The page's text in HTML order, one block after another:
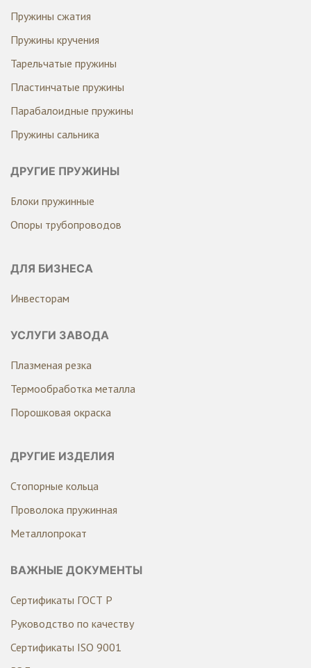
Пружины сжатия
Пружины кручения
Тарельчатые пружины
Пластинчатые пружины
Парабалоидные пружины
Пружины сальника
ДРУГИЕ ПРУЖИНЫ
Блоки пружинные
Опоры трубопроводов
ДЛЯ БИЗНЕСА
Инвесторам
УСЛУГИ ЗАВОДА
Плазменая резка
Термообработка металла
Порошковая окраска
ДРУГИЕ ИЗДЕЛИЯ
Стопорные кольца
Проволока пружинная
Металлопрокат
ВАЖНЫЕ ДОКУМЕНТЫ
Сертификаты ГОСТ Р
Руководство по качеству
Сертификаты ISO 9001